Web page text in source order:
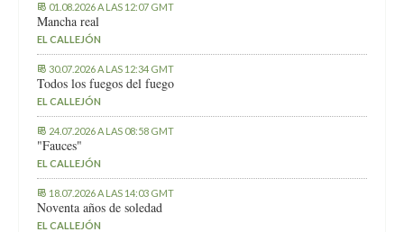
01.08.2026 A LAS 12:07 GMT
Mancha real
EL CALLEJÓN
30.07.2026 A LAS 12:34 GMT
Todos los fuegos del fuego
EL CALLEJÓN
24.07.2026 A LAS 08:58 GMT
"Fauces"
EL CALLEJÓN
18.07.2026 A LAS 14:03 GMT
Noventa años de soledad
EL CALLEJÓN